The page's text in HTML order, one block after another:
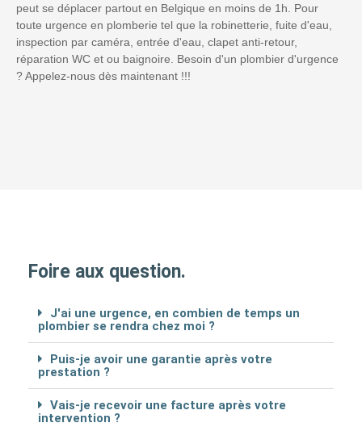
peut se déplacer partout en Belgique en moins de 1h. Pour
toute urgence en plomberie tel que la robinetterie, fuite d'eau,
inspection par caméra, entrée d'eau, clapet anti-retour,
réparation WC et ou baignoire. Besoin d'un plombier d'urgence
? Appelez-nous dès maintenant !!!
Foire aux question.
J'ai une urgence, en combien de temps un
plombier se rendra chez moi ?
Puis-je avoir une garantie après votre
prestation ?
Vais-je recevoir une facture après votre
intervention ?